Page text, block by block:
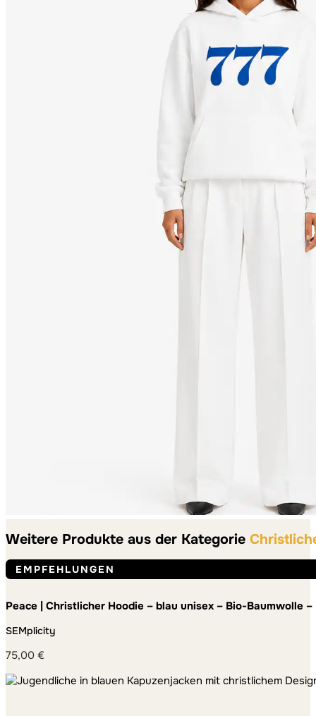
Weitere Produkte aus der Kategorie
EMPFEHLUNGEN
Peace | Christlicher Hoodie – blau unisex – Bio-Baumwolle
SEMplicity
75,00 €